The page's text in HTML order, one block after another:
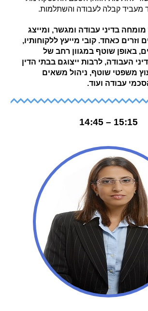
מעביד קבלה לעבודה והשתלמות.
מומחה בדיני עבודה ומגשר, ומייצג
וזרים כאחד. קובי מייעץ ללקוחותיו,
באופן שוטף במגוון רחב של
העבודה, לרבות ייצוגם בבתי הדין
משפטי שוטף, ניהול משאים
עבודה ועוד.
15:15 – 14:45